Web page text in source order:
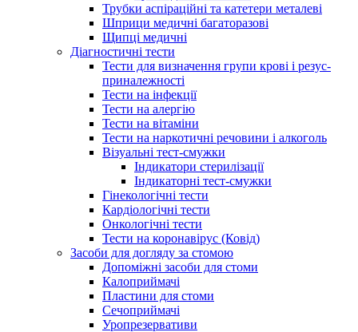
Трубки аспіраційні та катетери металеві
Шприци медичні багаторазові
Щипці медичні
Діагностичні тести
Тести для визначення групи крові і резус-
приналежності
Тести на інфекції
Тести на алергію
Тести на вітаміни
Тести на наркотичні речовини і алкоголь
Візуальні тест-смужки
Індикатори стерилізації
Індикаторні тест-смужки
Гінекологічні тести
Кардіологічні тести
Онкологічні тести
Тести на коронавірус (Ковід)
Засоби для догляду за стомою
Допоміжні засоби для стоми
Калоприймачі
Пластини для стоми
Сечоприймачі
Уропрезервативи